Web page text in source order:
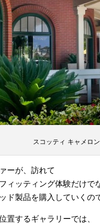
スコッティ キャメロ
ーが、訪れて
ィッティング体験だけで
ド製品を購入していくの
置するギャラリーでは、